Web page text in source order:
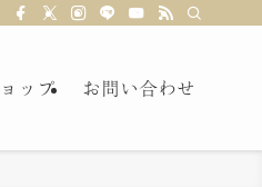
ップ お問い合わせ